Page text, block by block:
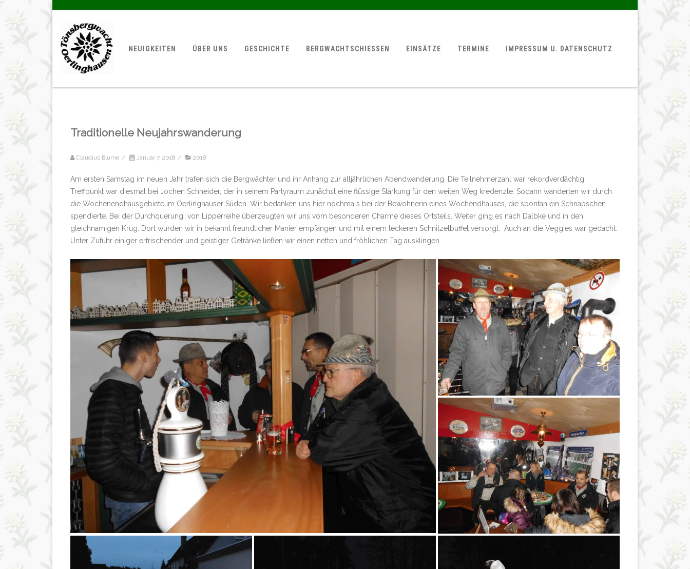
NEUIGKEITEN ÜBER UNS GESCHICHTE BERGWACHTSCHIESSEN EINSÄTZE TERMINE IMPRESSUM U. DATENSCHUTZ
Traditionelle Neujahrswanderung
Claudius Blume / Januar 7, 2018 / 2018
Am ersten Samstag im neuen Jahr trafen sich die Bergwächter und ihr Anhang zur alljährlichen Abendwanderung. Die Teilnehmerzahl war rekordverdächtig.
Treffpunkt war diesmal bei Jochen Schneider, der in seinem Partyraum zunächst eine flüssige Stärkung für den weiten Weg kredenzte. Sodann wanderten wir durch
die Wochenendhausgebiete im Oerlinghauser Süden. Wir bedanken uns hier nochmals bei der Bewohnerin eines Wochendhauses, die spontan ein Schnäpschen
spendierte. Bei der Durchquerung von Lipperreihe überzeugten wir uns vom besonderen Charme dieses Ortsteils. Weiter ging es nach Dalbke und in den
gleichnamigen Krug. Dort wurden wir in bekannt freundlicher Manier empfangen und mit einem leckeren Schnitzelbuffet versorgt. Auch an die Veggies war gedacht.
Unter Zufuhr einiger erfrischender und geistiger Getränke ließen wir einen netten und fröhlichen Tag ausklingen.